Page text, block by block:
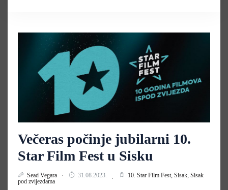
Večeras počinje jubilarni 10.
Star Film Fest u Sisku
Sead Vegara 31.08.2023. 10. Star Film Fest, Sisak, Sisak
pod zvijezdama